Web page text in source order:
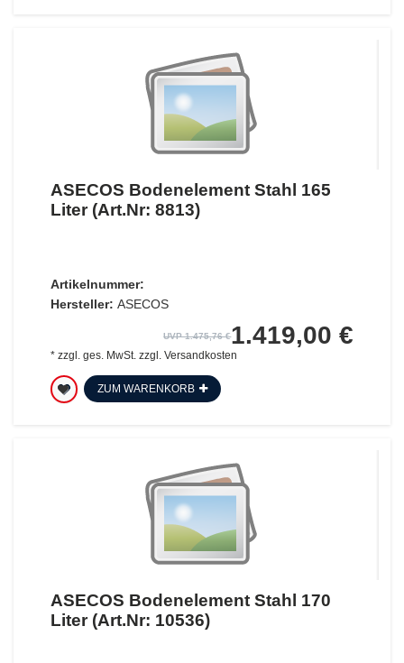
ASECOS Bodenelement Stahl 165
Liter (Art.Nr: 8813)
Artikelnummer:
Hersteller: ASECOS
UVP 1.475,76 €1.419,00 €
* zzgl. ges. MwSt. zzgl. Versandkosten
ZUM WARENKORB
ASECOS Bodenelement Stahl 170
Liter (Art.Nr: 10536)